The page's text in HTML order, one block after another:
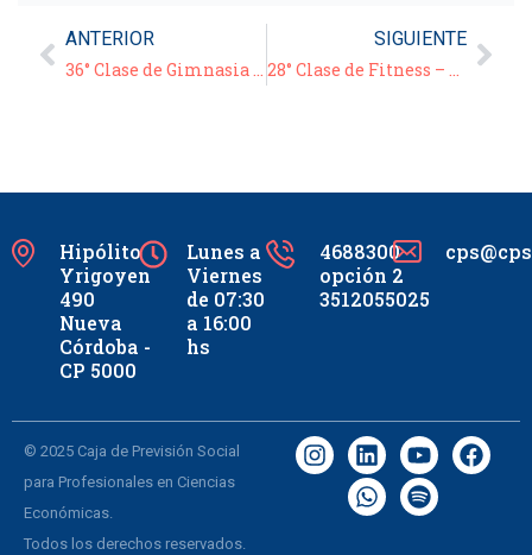
ANTERIOR
36° Clase de Gimnasia para Adultos – 07/08/20
SIGUIENTE
28° Clase de Fitness – 07/08/20
Hipólito
Yrigoyen
490
Nueva
Córdoba -
CP 5000
Lunes a
Viernes
de 07:30
a 16:00
hs
4688300
opción 2
3512055025
© 2025 Caja de Previsión Social
para Profesionales en Ciencias
Económicas.
Todos los derechos reservados.